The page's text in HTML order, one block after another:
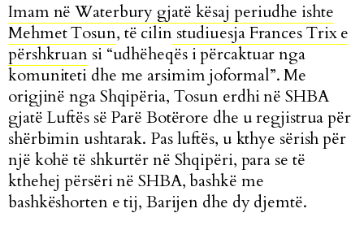
Imam në Waterbury gjatë kësaj periudhe ishte
Mehmet Tosun, të cilin studiuesja Frances Trix e
përshkruan si “udhëheqës i përcaktuar nga
komuniteti dhe me arsimim joformal”. Me
origjinë nga Shqipëria, Tosun erdhi në SHBA
gjatë Luftës së Parë Botërore dhe u regjistrua për
shërbimin ushtarak. Pas luftës, u kthye sërish për
një kohë të shkurtër në Shqipëri, para se të
kthehej përsëri në SHBA, bashkë me
bashkëshorten e tij, Barijen dhe dy djemtë.